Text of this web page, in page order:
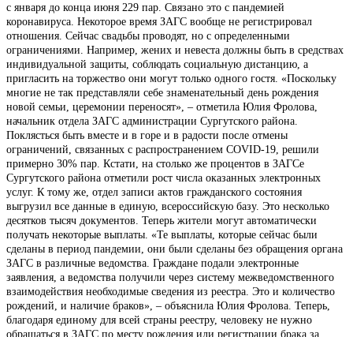
с января до конца июня 229 пар. Связано это с пандемией
коронавируса. Некоторое время ЗАГС вообще не регистрировал
отношения. Сейчас свадьбы проводят, но с определенными
ограничениями. Например, жених и невеста должны быть в средствах
индивидуальной защиты, соблюдать социальную дистанцию, а
пригласить на торжество они могут только одного гостя. «Поскольку
многие не так представляли себе знаменательный день рождения
новой семьи, церемонии переносят», – отметила Юлия Фролова,
начальник отдела ЗАГС администрации Сургутского района.
Поклясться быть вместе и в горе и в радости после отмены
ограничений, связанных с распространением COVID-19, решили
примерно 30% пар. Кстати, на столько же процентов в ЗАГСе
Сургутского района отметили рост числа оказанных электронных
услуг. К тому же, отдел записи актов гражданского состояния
выгрузил все данные в единую, всероссийскую базу. Это несколько
десятков тысяч документов. Теперь жители могут автоматически
получать некоторые выплаты. «Те выплаты, которые сейчас были
сделаны в период пандемии, они были сделаны без обращения органа
ЗАГС в различные ведомства. Граждане подали электронные
заявления, а ведомства получили через систему межведомственного
взаимодействия необходимые сведения из реестра. Это и количество
рождений, и наличие браков», – объяснила Юлия Фролова. Теперь,
благодаря единому для всей страны реестру, человеку не нужно
обращаться в ЗАГС по месту рождения или регистрации брака за